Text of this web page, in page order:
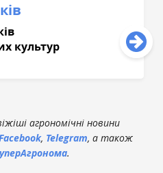
культур
агрономічні новини
, Telegram, а також
.